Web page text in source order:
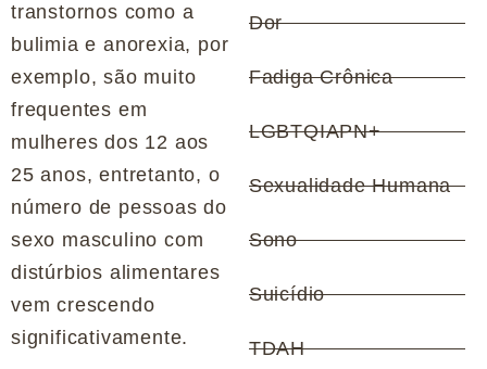
transtornos como a
bulimia e anorexia, por
exemplo, são muito
frequentes em
mulheres dos 12 aos
25 anos, entretanto, o
número de pessoas do
sexo masculino com
distúrbios alimentares
vem crescendo
significativamente.
Dor
Fadiga Crônica
LGBTQIAPN+
Sexualidade Humana
Sono
Suicídio
TDAH